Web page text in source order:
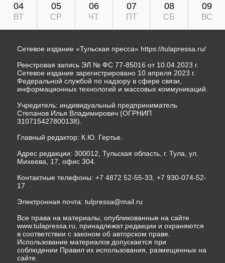
04
ВТ
05
СР
06
ЧТ
07
ПТ
08
СБ
09
ВС
Сетевое издание «Тульская пресса» https://tulapressa.ru/
Реестровая запись ЭЛ № ФС 77-85016 от 10.04.2023 г.
Сетевое издание зарегистрировано 10 апреля 2023 г.
Федеральной службой по надзору в сфере связи,
информационных технологий и массовых коммуникаций.
Учредитель: индивидуальный предприниматель
Степанов Илья Владимирович (ОГРНИП
310715427800138).
Главный редактор: К.Ю. Гертье.
Адрес редакции: 300012, Тульская область, г. Тула, ул.
Михеева, 17, офис 304.
Контактные телефоны: +7 4872 52-55-33, +7 930-074-52-
17
Электронная почта: tulpressa@mail.ru
Все права на материалы, опубликованные на сайте
www.tulapressa.ru, принадлежат редакции и охраняются
в соответствии с законом об авторском праве.
Использование материалов допускается при
соблюдении Правил их использования, размещенных на
сайте.